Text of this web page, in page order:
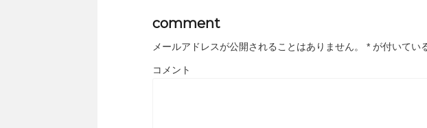
comment
メールアドレスが公開されることはありません。 * が付いてい
コメント